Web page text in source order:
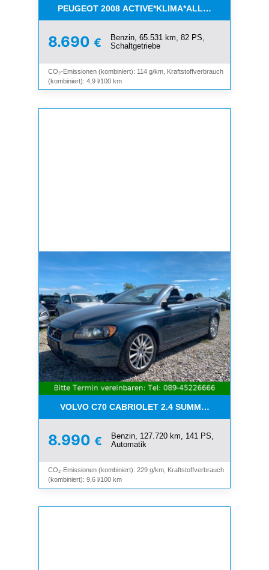
PEUGEOT 2008
8.690 €
Benzin, 65.531 km, 82 PS,
Schaltgetriebe
CO₂-Emissionen (kombiniert): 114 g/km, Kraftstoffverbrauch
(kombiniert): 4,9 l/100 km
VOLVO C70 CABRIOLET 2.4
8.990 €
Benzin, 127.720 km, 141 PS,
Automatik
CO₂-Emissionen (kombiniert): 229 g/km, Kraftstoffverbrauch
(kombiniert): 9,6 l/100 km